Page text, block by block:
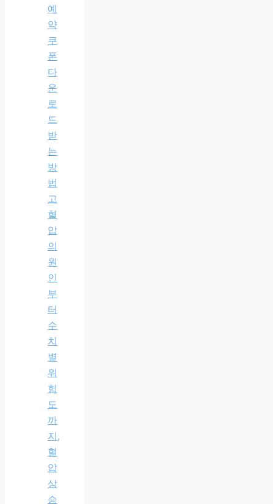
예
약
쿠
폰
다
운
로
드
받
는
방
법
고
혈
압
의
원
인
부
터
수
치
별
위
험
도
까
지,
혈
압
상
승